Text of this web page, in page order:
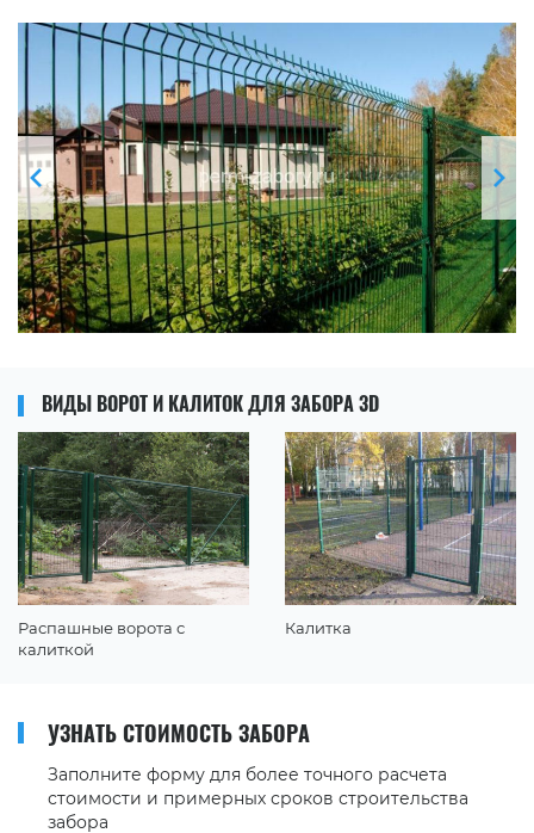
ВИДЫ ВОРОТ И КАЛИТОК ДЛЯ ЗАБОРА 3D
Распашные ворота с
калиткой
Калитка
УЗНАТЬ СТОИМОСТЬ ЗАБОРА
Заполните форму для более точного расчета
стоимости и примерных сроков строительства
забора